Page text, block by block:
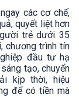
các cơ chế,
quyết liệt hơn
trẻ dưới 35
chương trình tín
đầu tư hạ
tạo, chuyển
kịp thời, hiệu
để có tiền mà